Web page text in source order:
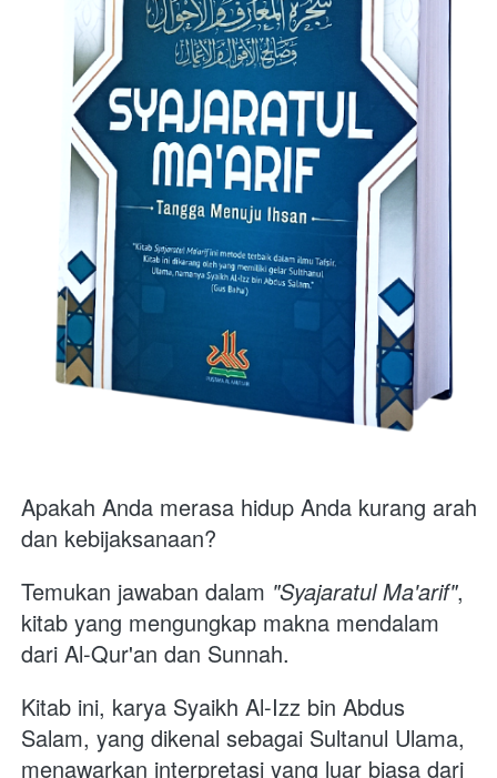
Apakah Anda merasa hidup Anda kurang arah
dan kebijaksanaan?
Temukan jawaban dalam "Syajaratul Ma'arif",
kitab yang mengungkap makna mendalam
dari Al-Qur'an dan Sunnah.
Kitab ini, karya Syaikh Al-Izz bin Abdus
Salam, yang dikenal sebagai Sultanul Ulama,
menawarkan interpretasi yang luar biasa dari